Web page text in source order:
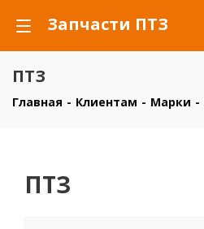
Запчасти ПТЗ
ПТЗ
Главная - Клиентам - Марки -
ПТЗ